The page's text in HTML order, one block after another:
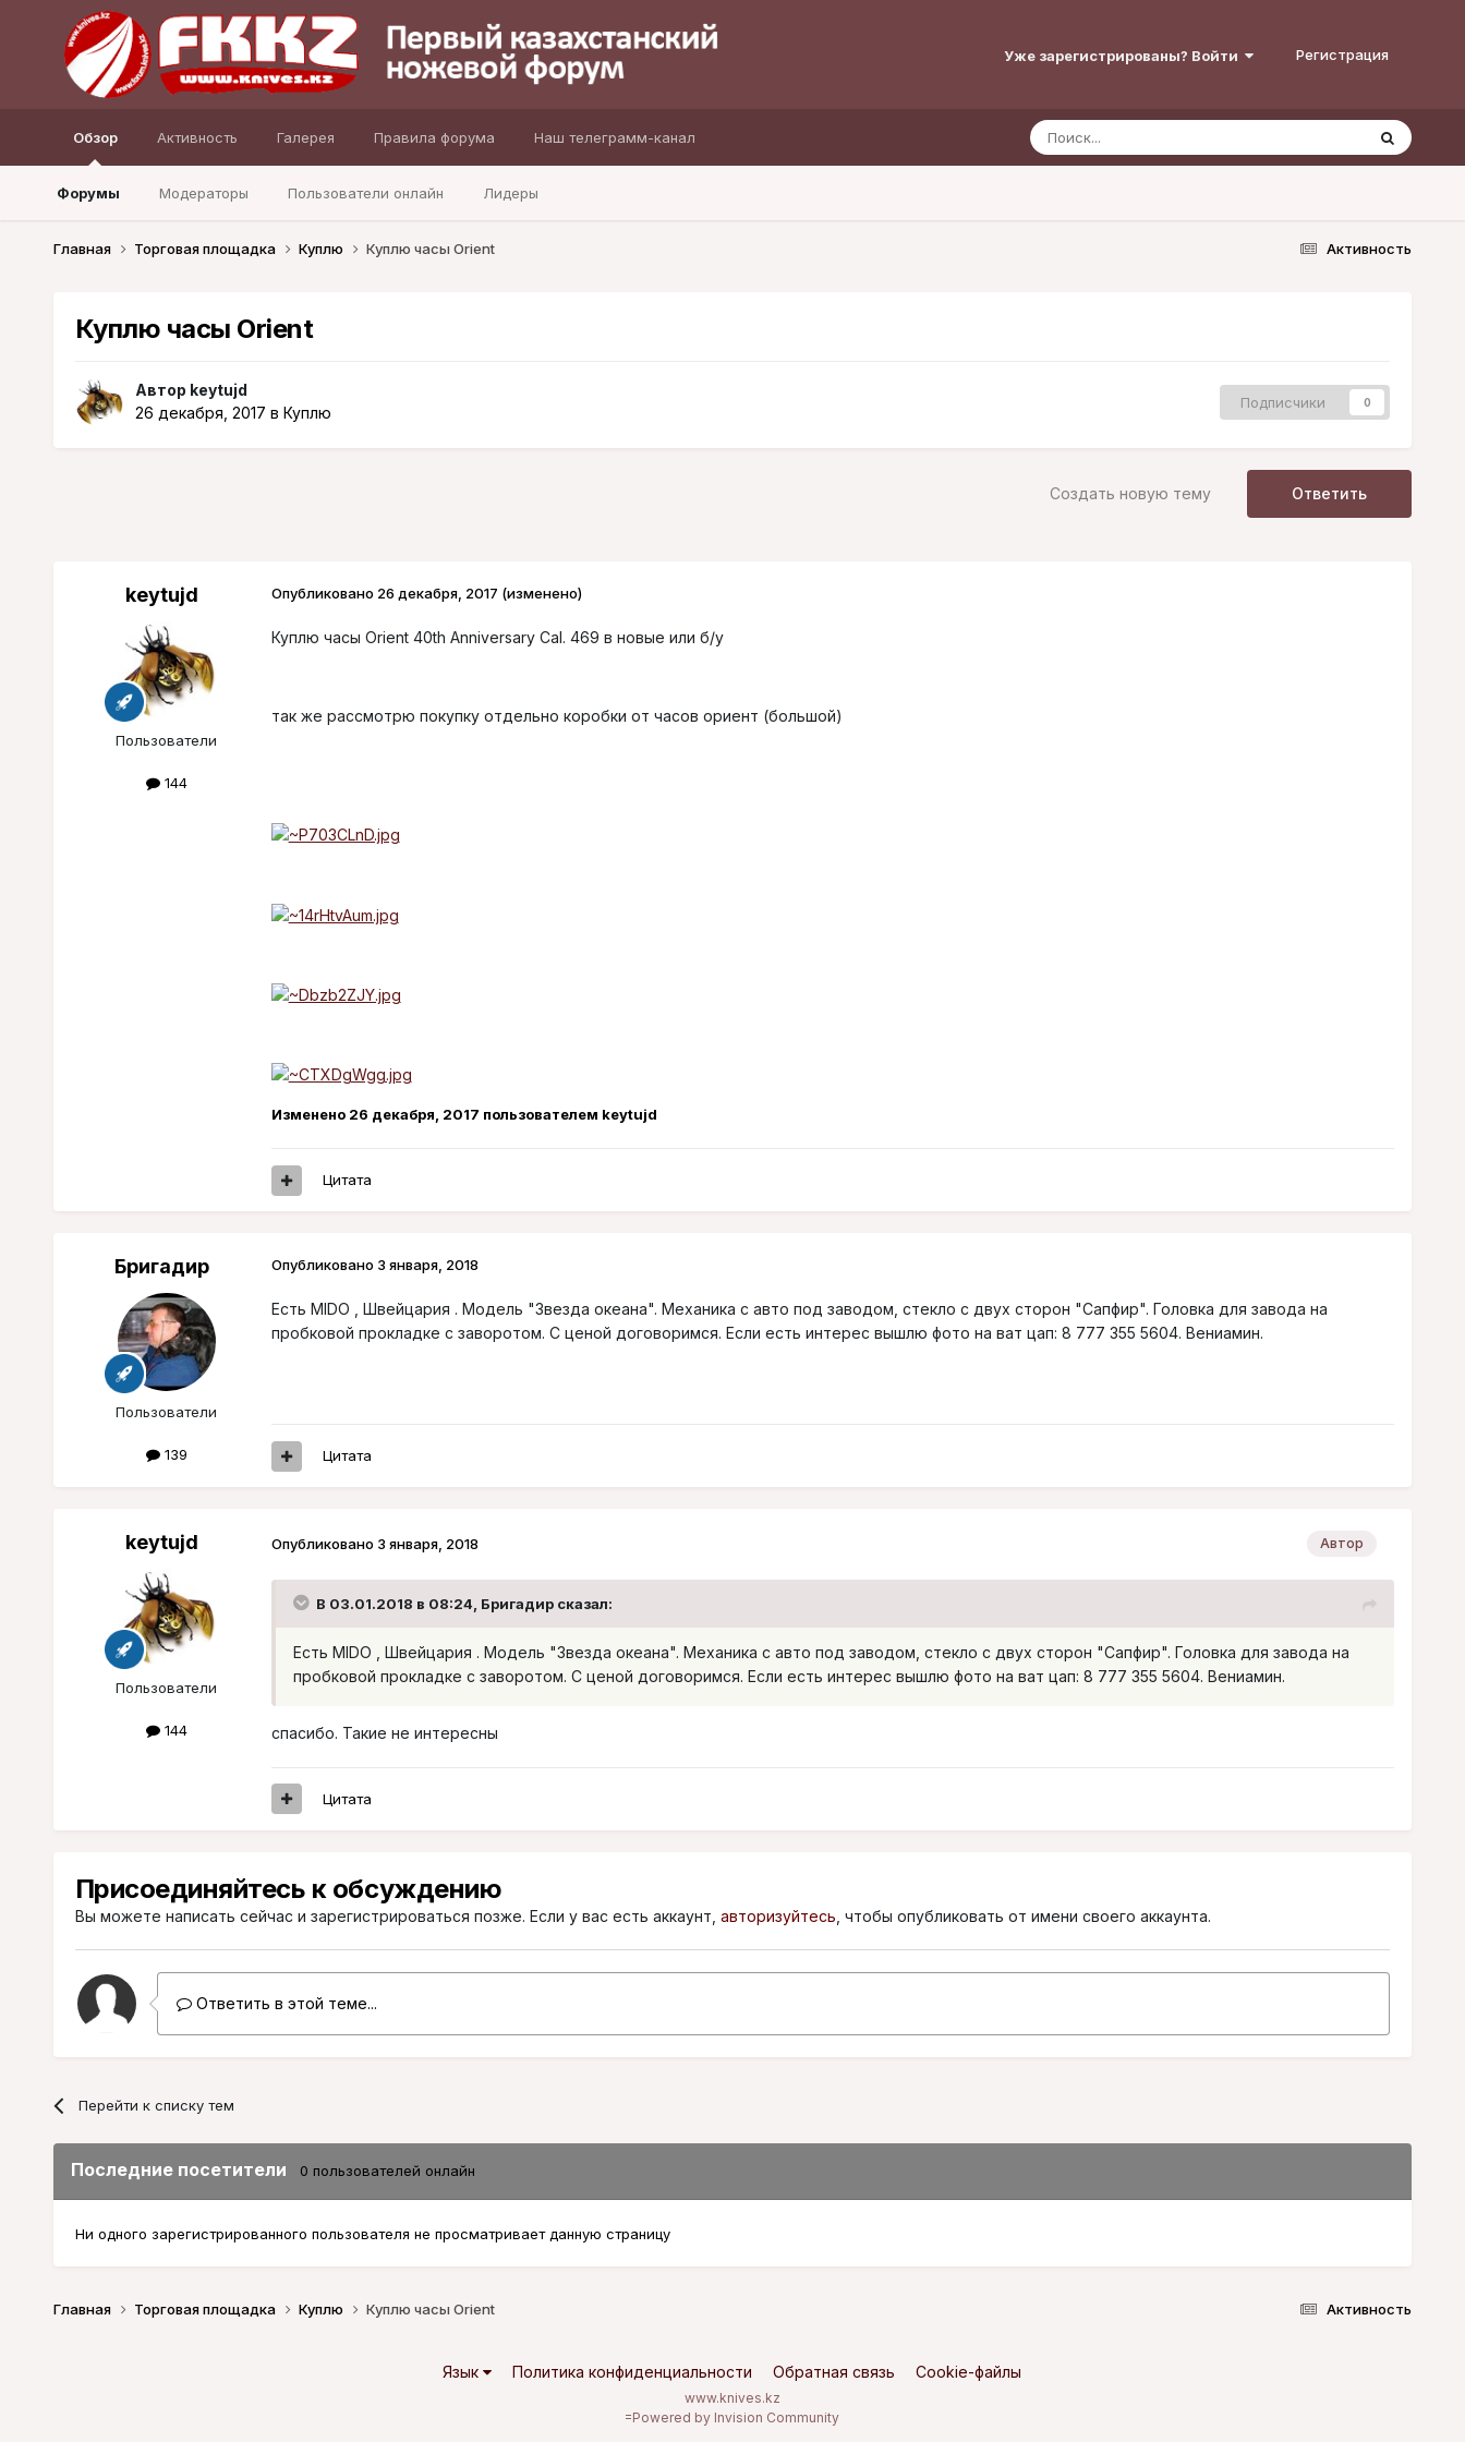
Уже зарегистрированы? Войти Регистрация
Обзор
Форумы Модераторы Пользователи онлайн Лидеры
Активность Галерея Правила форума Наш телеграмм-канал
Активность
Главная Торговая площадка Куплю Куплю часы Orient
Куплю часы Orient
Автор keytujd
26 декабря, 2017 в Куплю
Подписчики 0
Ответить
Создать новую тему
keytujd
Пользователи
144
Опубликовано 26 декабря, 2017 (изменено)
Куплю часы Orient 40th Anniversary Cal. 469 в новые или б/у
так же рассмотрю покупку отдельно коробки от часов ориент (большой)
Изменено 26 декабря, 2017 пользователем keytujd
Цитата
Бригадир
Пользователи
139
Опубликовано 3 января, 2018
Есть MIDO , Швейцария . Модель "Звезда океана". Механика с авто под заводом, стекло с двух сторон "Сапфир". Головка для завода на
пробковой прокладке с заворотом. С ценой договоримся. Если есть интерес вышлю фото на ват цап: 8 777 355 5604. Вениамин.
Цитата
keytujd
Пользователи
144
Автор
Опубликовано 3 января, 2018
В 03.01.2018 в 08:24, Бригадир сказал:
Есть MIDO , Швейцария . Модель "Звезда океана". Механика с авто под заводом, стекло с двух сторон "Сапфир". Головка для завода на
пробковой прокладке с заворотом. С ценой договоримся. Если есть интерес вышлю фото на ват цап: 8 777 355 5604. Вениамин.
спасибо. Такие не интересны
Цитата
Присоединяйтесь к обсуждению
Вы можете написать сейчас и зарегистрироваться позже. Если у вас есть аккаунт, авторизуйтесь , чтобы опубликовать от имени своего аккаунта.
Ответить в этой теме...
Перейти к списку тем
Последние посетители 0 пользователей онлайн
Ни одного зарегистрированного пользователя не просматривает данную страницу
Активность
Главная Торговая площадка Куплю Куплю часы Orient
Язык Политика конфиденциальности Обратная связь Cookie-файлы
www.knives.kz
=Powered by Invision Community